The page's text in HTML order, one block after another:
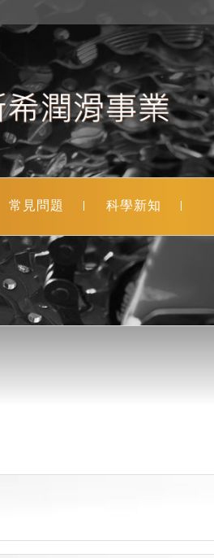
常見問題 科學新知